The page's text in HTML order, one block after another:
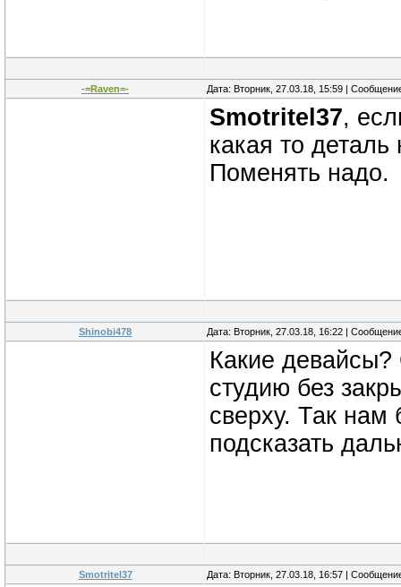
-=Raven=- Дата: Вторник, 27.03.18, 15:59 |
Smotritel37,
какая то
Поменять надо.
Shinobi478 Дата: Вторник, 27.03.18, 16:22 |
Какие
студию без
сверху. Так нам
подсказать
Smotritel37 Дата: Вторник, 27.03.18, 16:57 |